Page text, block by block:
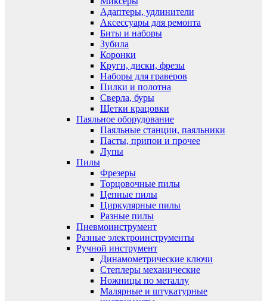
Адаптеры, удлинители
Аксессуары для ремонта
Биты и наборы
Зубила
Коронки
Круги, диски, фрезы
Наборы для граверов
Пилки и полотна
Сверла, буры
Щетки крацовки
Паяльное оборудование
Паяльные станции, паяльники
Пасты, припои и прочее
Лупы
Пилы
Фрезеры
Торцовочные пилы
Цепные пилы
Циркулярные пилы
Разные пилы
Пневмоинструмент
Разные электроинструменты
Ручной инструмент
Динамометрические ключи
Степлеры механические
Ножницы по металлу
Малярные и штукатурные